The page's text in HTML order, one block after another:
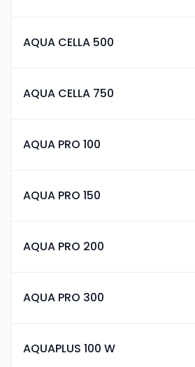
AQUA CELLA 500
AQUA CELLA 750
AQUA PRO 100
AQUA PRO 150
AQUA PRO 200
AQUA PRO 300
AQUAPLUS 100 W